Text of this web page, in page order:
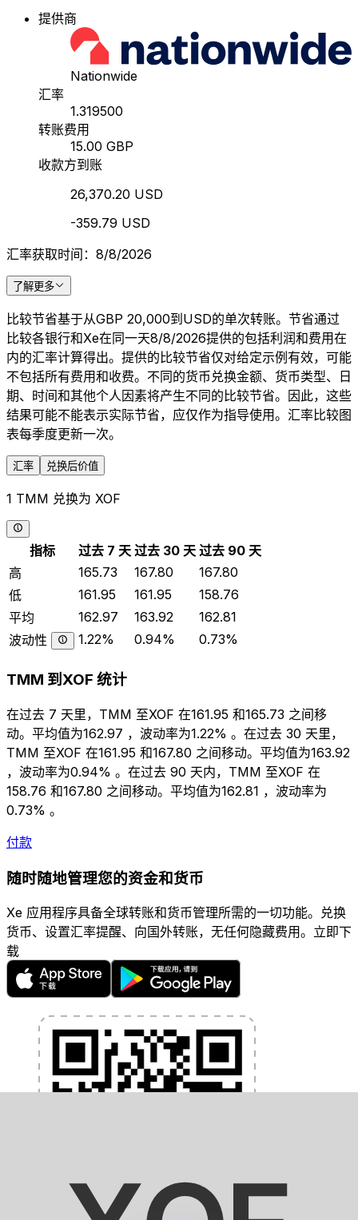
提供商
Nationwide
汇率
1.319500
转账费用
15.00 GBP
收款方到账
26,370.20 USD
-359.79 USD
汇率获取时间：8/8/2026
了解更多
比较节省基于从GBP 20,000到USD的单次转账。节省通过
比较各银行和Xe在同一天8/8/2026提供的包括利润和费用在
内的汇率计算得出。提供的比较节省仅对给定示例有效，可能
不包括所有费用和收费。不同的货币兑换金额、货币类型、日
期、时间和其他个人因素将产生不同的比较节省。因此，这些
结果可能不能表示实际节省，应仅作为指导使用。汇率比较图
表每季度更新一次。
汇率 兑换后价值
1 TMM 兑换为 XOF
指标 过去 7 天 过去 30 天 过去 90 天
高
165.73 167.80
167.80
低
161.95 161.95
158.76
平均
162.97 163.92
162.81
波动性
1.22% 0.94% 0.73%
TMM 到XOF 统计
在过去 7 天里，TMM 至XOF 在161.95 和165.73 之间移
动。平均值为162.97 ，波动率为1.22% 。在过去 30 天里，
TMM 至XOF 在161.95 和167.80 之间移动。平均值为163.92
，波动率为0.94% 。在过去 90 天内，TMM 至XOF 在
158.76 和167.80 之间移动。平均值为162.81 ，波动率为
0.73% 。
付款
随时随地管理您的资金和货币
Xe 应用程序具备全球转账和货币管理所需的一切功能。兑换
货币、设置汇率提醒、向国外转账，无任何隐藏费用。立即下
载